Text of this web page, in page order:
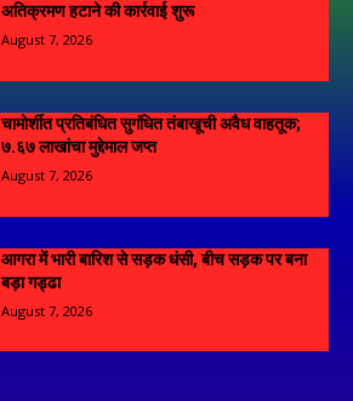
अतिक्रमण हटाने की कार्रवाई शुरू
August 7, 2026
चामोर्शीत प्रतिबंधित सुगंधित तंबाखूची अवैध वाहतूक;
₹७.६७ लाखांचा मुद्देमाल जप्त
August 7, 2026
आगरा में भारी बारिश से सड़क धंसी, बीच सड़क पर बना
बड़ा गड्ढा
August 7, 2026